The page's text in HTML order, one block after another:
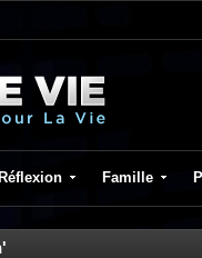
Réflexion Famille